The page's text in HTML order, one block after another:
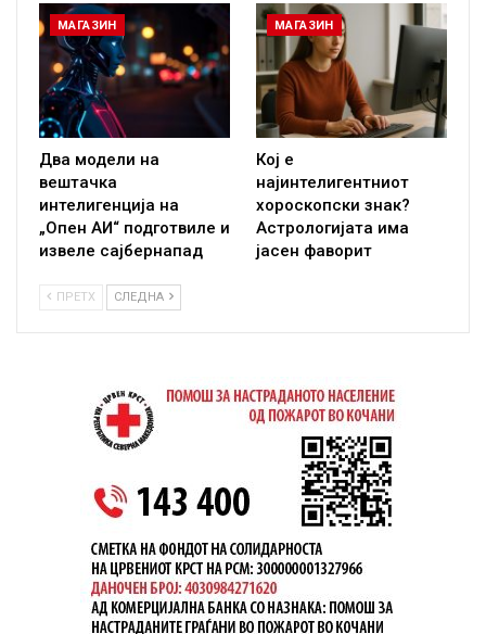
МАГАЗИН
Два модели на
вештачка
интелигенција на
„Опен АИ“ подготвиле и
извеле сајбернапад
МАГАЗИН
Кој е
најинтелигентниот
хороскопски знак?
Астрологијата има
јасен фаворит
ПРЕТХ СЛЕДНА